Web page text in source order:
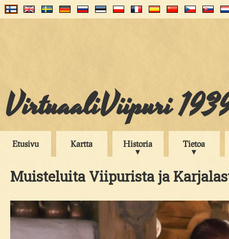
VirtuaaliViipuri
Etusivu Kartta Historia Tietoa
Muisteluita Viipurista ja